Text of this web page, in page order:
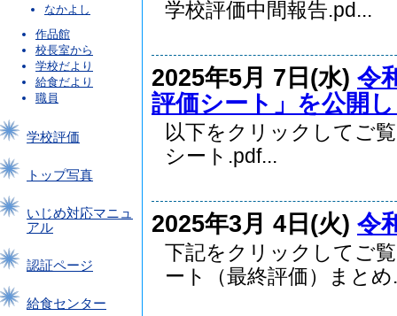
なかよし
作品館
校長室から
学校だより
給食だより
職員
学校評価
トップ写真
いじめ対応マニュ
アル
認証ページ
給食センター
学校評価中間報告.pd...
2025年5月 7日(水) 令
評価シート」を公開
以下をクリックして
シート.pdf...
2025年3月 4日(火) 令
下記をクリックして
ート（最終評価）まとめ